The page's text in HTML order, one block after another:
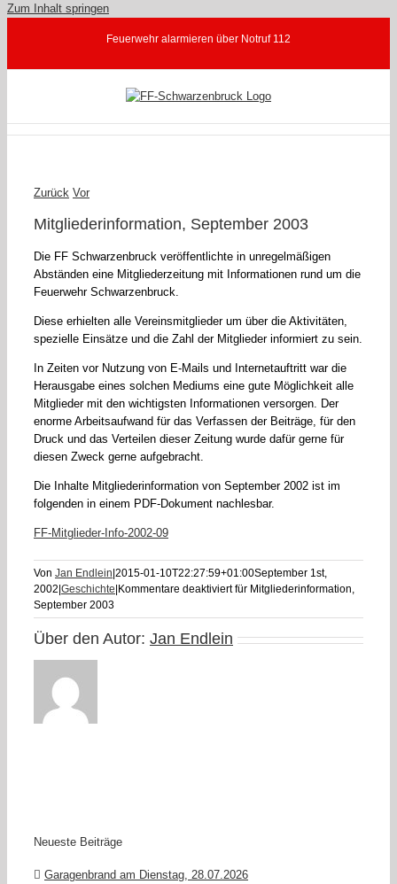
Zum Inhalt springen
Feuerwehr alarmieren über Notruf 112
Zurück Vor
Mitgliederinformation, September 2003
Die FF Schwarzenbruck veröffentlichte in unregelmäßigen
Abständen eine Mitgliederzeitung mit Informationen rund um die
Feuerwehr Schwarzenbruck.
Diese erhielten alle Vereinsmitglieder um über die Aktivitäten,
spezielle Einsätze und die Zahl der Mitglieder informiert zu sein.
In Zeiten vor Nutzung von E-Mails und Internetauftritt war die
Herausgabe eines solchen Mediums eine gute Möglichkeit alle
Mitglieder mit den wichtigsten Informationen versorgen. Der
enorme Arbeitsaufwand für das Verfassen der Beiträge, für den
Druck und das Verteilen dieser Zeitung wurde dafür gerne für
diesen Zweck gerne aufgebracht.
Die Inhalte Mitgliederinformation von September 2002 ist im
folgenden in einem PDF-Dokument nachlesbar.
FF-Mitglieder-Info-2002-09
Von Jan Endlein 2015-01-10T22:27:59+01:00September 1st,
2002 Geschichte Kommentare deaktiviertfür Mitgliederinformation,
September 2003
Über den Autor: Jan Endlein
Neueste Beiträge
Garagenbrand am Dienstag, 28.07.2026